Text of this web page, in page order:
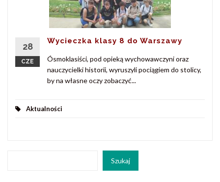
28
CZE
Wycieczka klasy 8 do Warszawy
Ósmoklasiści, pod opieką wychowawczyni oraz
nauczycielki historii, wyruszyli pociągiem do stolicy,
by na własne oczy zobaczyć...
Aktualności
Szukaj